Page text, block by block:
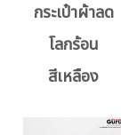
กระเป๋าผ้าลด
โลกร้อน
สีเหลือง